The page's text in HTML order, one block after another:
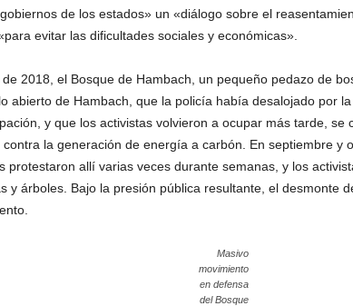
de los estados» un «diálogo sobre el
evitar las dificultades sociales y económicas».
de 2018, el Bosque de Hambach, un pequeño pedazo de
abierto de Hambach, que la policía había desalojado por
y que los activistas volvieron a ocupar más tarde, se
contra la generación de energía a carbón. En septiembre y
protestaron allí varias veces durante semanas, y los
y árboles. Bajo la presión pública resultante, el desmonte
Masivo
movimiento
en defensa
del Bosque